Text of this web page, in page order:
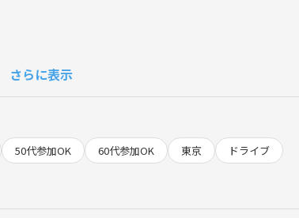
島ヶ原湿原🐾－道の駅霧ヶ峰🚗－新宿駅（当日参加者
す。
さらに表示
50代参加OK 60代参加OK 東京
ドライブ